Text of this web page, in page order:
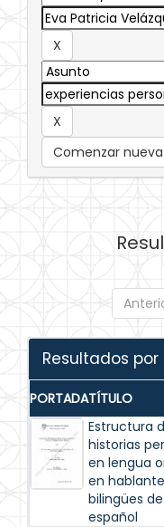
Comenzar
Resultados
PORTADATÍTULO
Estructura
historias
en lengua
en
bilingües
español